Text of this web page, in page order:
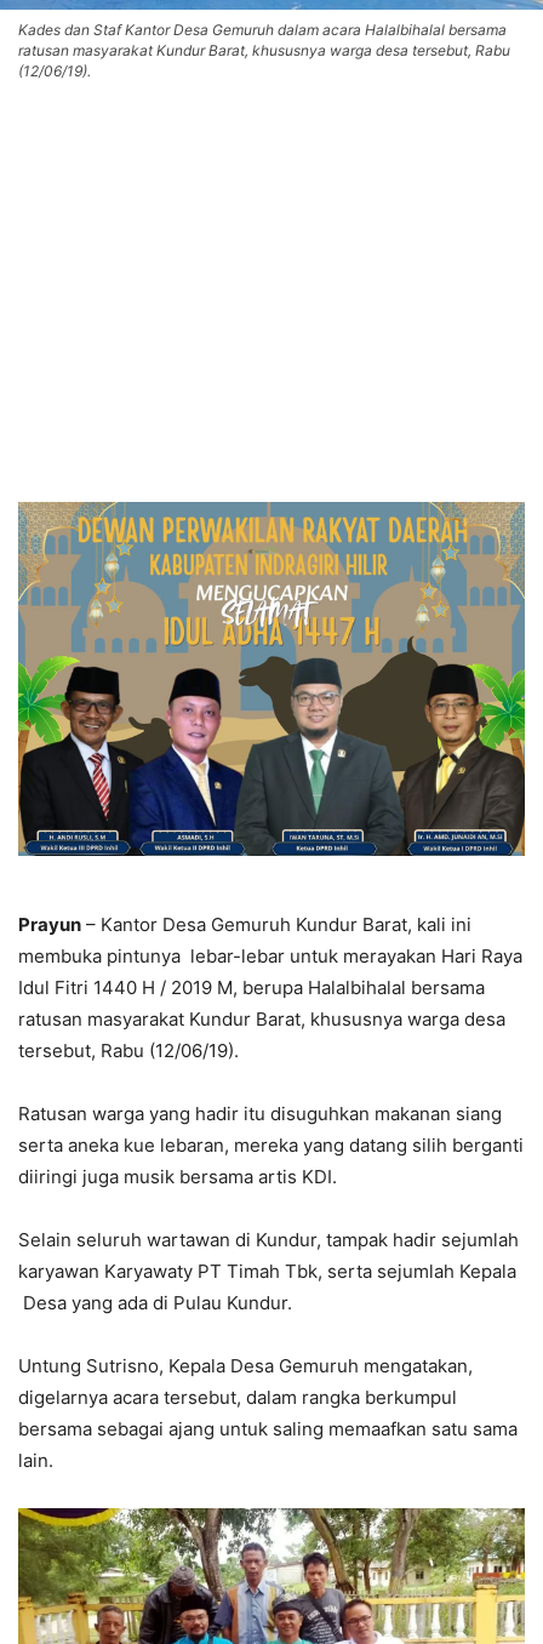
Kades dan Staf Kantor Desa Gemuruh dalam acara Halalbihalal bersama
ratusan masyarakat Kundur Barat, khususnya warga desa tersebut, Rabu
(12/06/19).
Prayun – Kantor Desa Gemuruh Kundur Barat, kali ini
membuka pintunya lebar-lebar untuk merayakan Hari Raya
Idul Fitri 1440 H / 2019 M, berupa Halalbihalal bersama
ratusan masyarakat Kundur Barat, khususnya warga desa
tersebut, Rabu (12/06/19).
Ratusan warga yang hadir itu disuguhkan makanan siang
serta aneka kue lebaran, mereka yang datang silih berganti
diiringi juga musik bersama artis KDI.
Selain seluruh wartawan di Kundur, tampak hadir sejumlah
karyawan Karyawaty PT Timah Tbk, serta sejumlah Kepala
Desa yang ada di Pulau Kundur.
Untung Sutrisno, Kepala Desa Gemuruh mengatakan,
digelarnya acara tersebut, dalam rangka berkumpul
bersama sebagai ajang untuk saling memaafkan satu sama
lain.